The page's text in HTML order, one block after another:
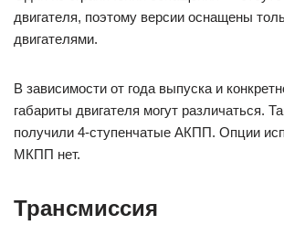
двигателя, поэтому версии оснащены
двигателями.
В зависимости от года выпуска и
габариты двигателя могут различаться.
получили 4-ступенчатые АКПП. Опции
МКПП нет.
Трансмиссия